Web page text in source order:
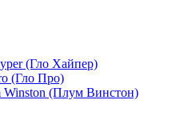
(Гло Хайпер)
(Гло Про)
Winston (Плум Винстон)